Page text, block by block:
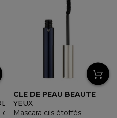
des cils
CLÉ DE PEAU BEAUTÉ
YEUX
Mascara cils étoffés